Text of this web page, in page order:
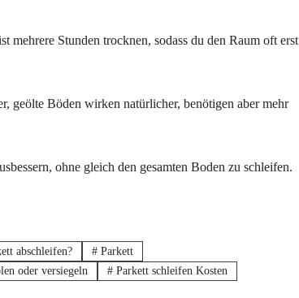
mehrere Stunden trocknen, sodass du den Raum oft erst
geölte Böden wirken natürlicher, benötigen aber mehr
ohne gleich den gesamten Boden zu schleifen.
abschleifen? # Parkett
oder versiegeln # Parkett schleifen Kosten